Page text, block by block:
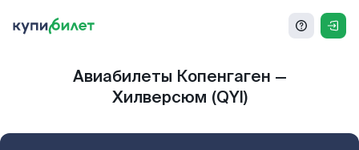
Авиабилеты Копенгаген —
Хилверсюм (QYI)